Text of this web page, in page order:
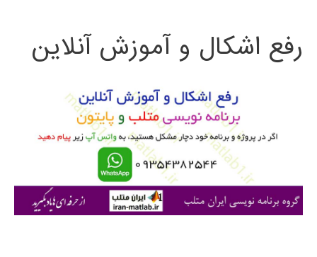
ج
ی
رفع اشکال و آموزش آنلاین